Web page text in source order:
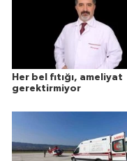
Her bel fıtığı, ameliyat
gerektirmiyor